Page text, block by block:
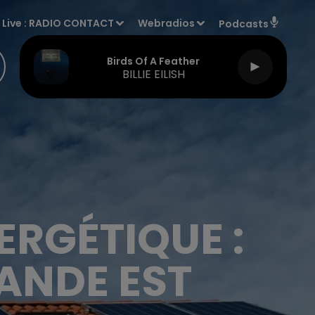
Live : RADIO CONTACT Webradios Podcasts
Birds Of A Feather
BILLIE EILISH
:
EST